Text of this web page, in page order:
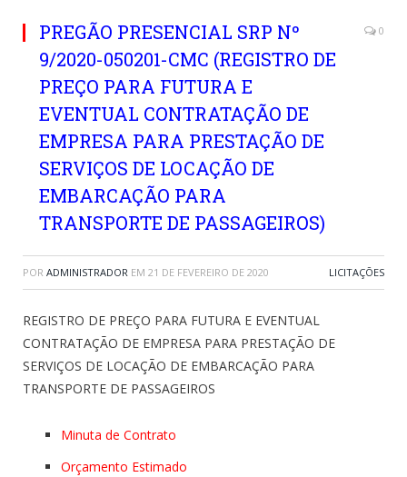
PREGÃO PRESENCIAL SRP Nº
9/2020-050201-CMC (REGISTRO DE
PREÇO PARA FUTURA E
EVENTUAL CONTRATAÇÃO DE
EMPRESA PARA PRESTAÇÃO DE
SERVIÇOS DE LOCAÇÃO DE
EMBARCAÇÃO PARA
TRANSPORTE DE PASSAGEIROS)
0
POR ADMINISTRADOR EM 21 DE FEVEREIRO DE 2020 LICITAÇÕES
REGISTRO DE PREÇO PARA FUTURA E EVENTUAL
CONTRATAÇÃO DE EMPRESA PARA PRESTAÇÃO DE
SERVIÇOS DE LOCAÇÃO DE EMBARCAÇÃO PARA
TRANSPORTE DE PASSAGEIROS
Minuta de Contrato
Orçamento Estimado